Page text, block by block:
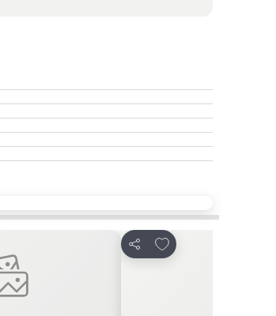
分享
放到收藏夾